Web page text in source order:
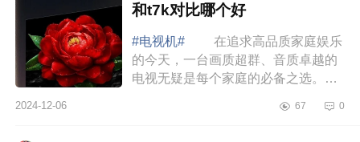
和t7k对比哪个好
#电视机#
在追求高品质家庭娱乐
的今天，一台画质超群、音质卓越的
电视无疑是每个家庭的必备之选。下
么档次？tclt6k和t7k对比哪个好
2024-12-06 67 0